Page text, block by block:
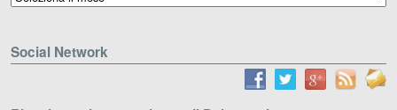
Social Network